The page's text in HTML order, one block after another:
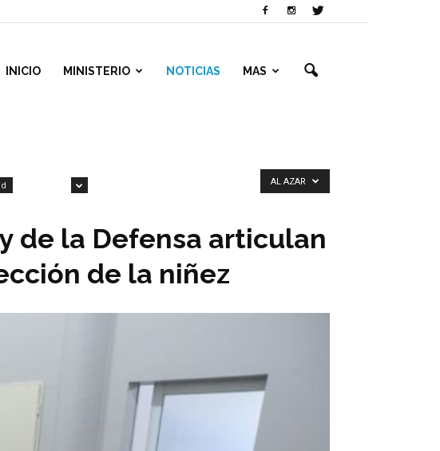
INICIO MINISTERIO NOTICIAS MAS
AL AZAR
de la Defensa articulan
de la niñez